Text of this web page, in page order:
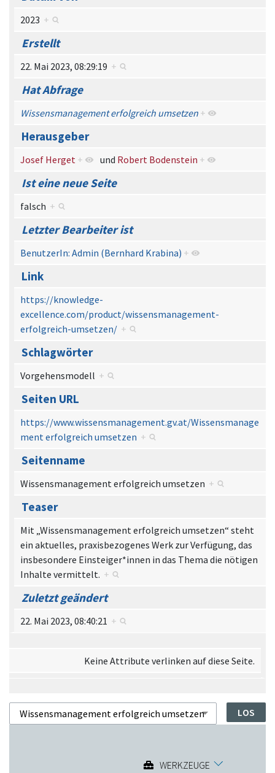
2023 +
Erstellt
22. Mai 2023, 08:29:19 +
Hat Abfrage
Wissensmanagement erfolgreich umsetzen +
Herausgeber
Josef Herget + und Robert Bodenstein +
Ist eine neue Seite
falsch +
Letzter Bearbeiter ist
BenutzerIn: Admin (Bernhard Krabina) +
Link
https://knowledge-
excellence.com/product/wissensmanagement-
erfolgreich-umsetzen/ +
Schlagwörter
Vorgehensmodell +
Seiten URL
https://www.wissensmanagement.gv.at/Wissensmanage
ment erfolgreich umsetzen +
Seitenname
Wissensmanagement erfolgreich umsetzen +
Teaser
Mit „Wissensmanagement erfolgreich umsetzen“ steht
ein aktuelles, praxisbezogenes Werk zur Verfügung, das
insbesondere Einsteiger*innen in das Thema die nötigen
Inhalte vermittelt. +
Zuletzt geändert
22. Mai 2023, 08:40:21 +
Keine Attribute verlinken auf diese Seite.
WERKZEUGE